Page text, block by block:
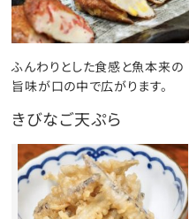
ふんわりとした食感と魚本来の
旨味が口の中で広がります。
きびなご天ぷら